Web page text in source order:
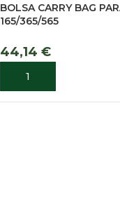
BOLSA CARRY BAG
165/365/565
44,14 €
ADICIONAR